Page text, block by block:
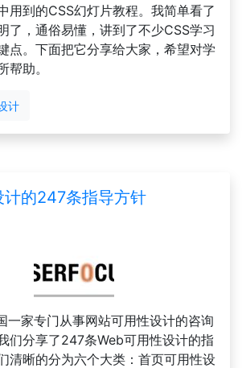
用到的CSS幻灯片教程。我简单看了
了，通俗易懂，讲到了不少CSS学习
点。下面把它分享给大家，希望对学
帮助。
计
的247条指导方针
一家专门从事网站可用性设计的咨询
们分享了247条Web可用性设计的指
清晰的分为六个大类：首页可用性设